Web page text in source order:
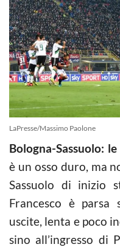
LaPresse/Massimo Paolone
Bologna-Sassuolo:
è un osso duro, ma
Sassuolo di inizio
Francesco è
uscite, lenta e poco
sino all’ingresso di